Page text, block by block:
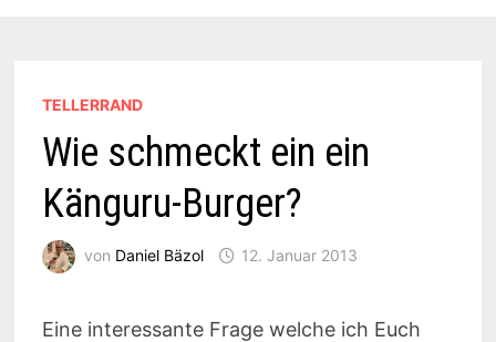
TELLERRAND
Wie schmeckt ein ein
Känguru-Burger?
von Daniel Bäzol 12. Januar 2013
Eine interessante Frage welche ich Euch